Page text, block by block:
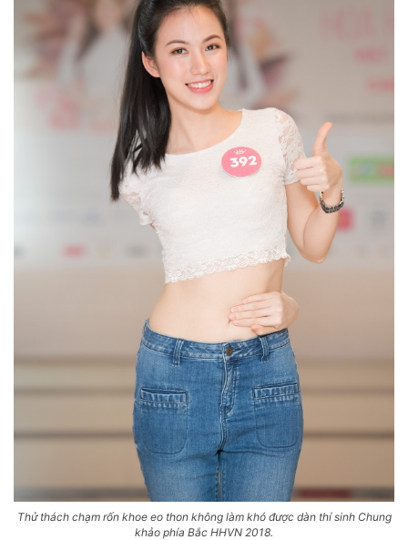
Thử thách chạm rốn khoe eo thon không làm khó được dàn thí sinh Chung
khảo phía Bắc HHVN 2018.